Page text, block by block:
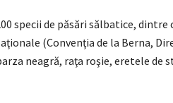
specii de păsări sălbatice,
(Convenţia de la Berna,
neagră, raţa roşie, eretele de